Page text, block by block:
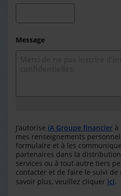
Message
J’autorise iA Groupe financier à
mes renseignements
formulaire et à les
partenaires dans la
services ou à tout autre tiers
contacter et de faire le suivi de
savoir plus, veuillez cliquer ici.